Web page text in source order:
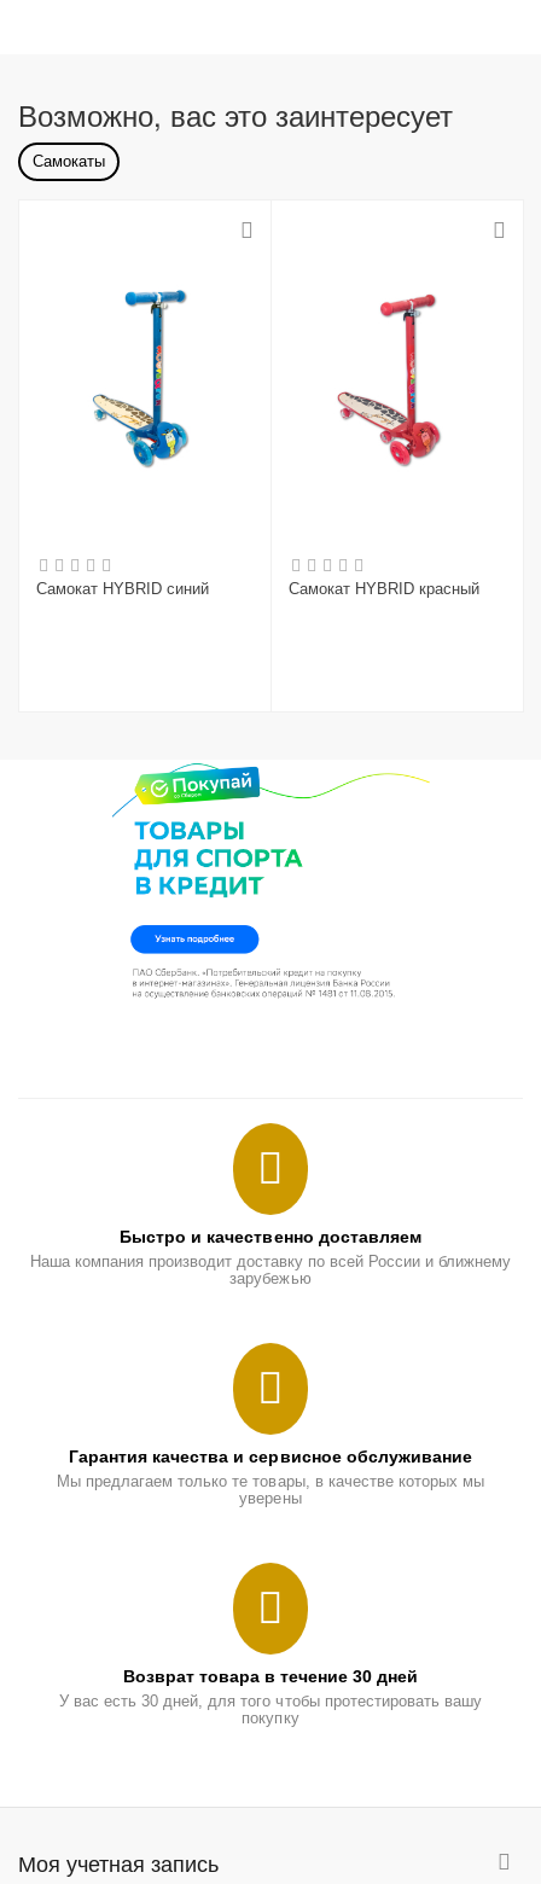
Возможно, вас это заинтересует
Самокаты
Самокат HYBRID синий Самокат HYBRID красный
Быстро и качественно доставляем
Наша компания производит доставку по всей России и ближнему
зарубежью
Гарантия качества и сервисное обслуживание
Мы предлагаем только те товары, в качестве которых мы
уверены
Возврат товара в течение 30 дней
У вас есть 30 дней, для того чтобы протестировать вашу
покупку
Моя учетная запись